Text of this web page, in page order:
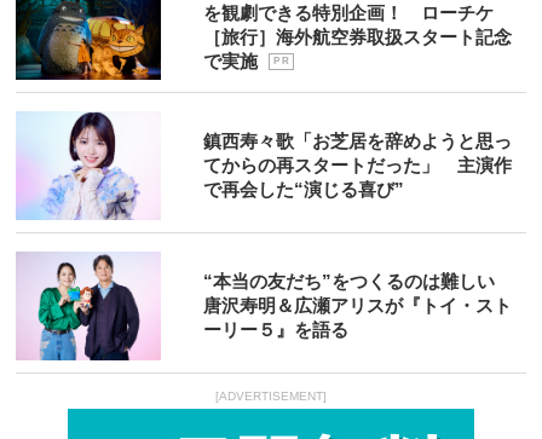
を観劇できる特別企画！ ローチケ
［旅行］海外航空券取扱スタート記念
で実施
P R
鎮西寿々歌「お芝居を辞めようと思っ
てからの再スタートだった」 主演作
で再会した“演じる喜び”
“本当の友だち”をつくるのは難しい
唐沢寿明＆広瀬アリスが『トイ・スト
ーリー５』を語る
[ADVERTISEMENT]